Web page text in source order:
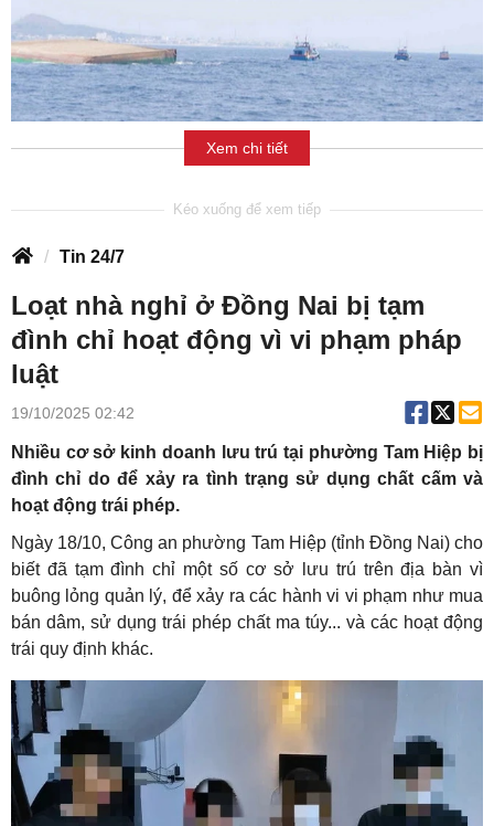
Xem chi tiết
Tin 24/7
Loạt nhà nghỉ ở Đồng Nai bị tạm
đình chỉ hoạt động vì vi phạm pháp
luật
19/10/2025 02:42
Nhiều cơ sở kinh doanh lưu trú tại phường Tam Hiệp bị
đình chỉ do để xảy ra tình trạng sử dụng chất cấm và
hoạt động trái phép.
Ngày 18/10, Công an phường Tam Hiệp (tỉnh Đồng Nai) cho
biết đã tạm đình chỉ một số cơ sở lưu trú trên địa bàn vì
buông lỏng quản lý, để xảy ra các hành vi vi phạm như mua
bán dâm, sử dụng trái phép chất ma túy... và các hoạt động
trái quy định khác.